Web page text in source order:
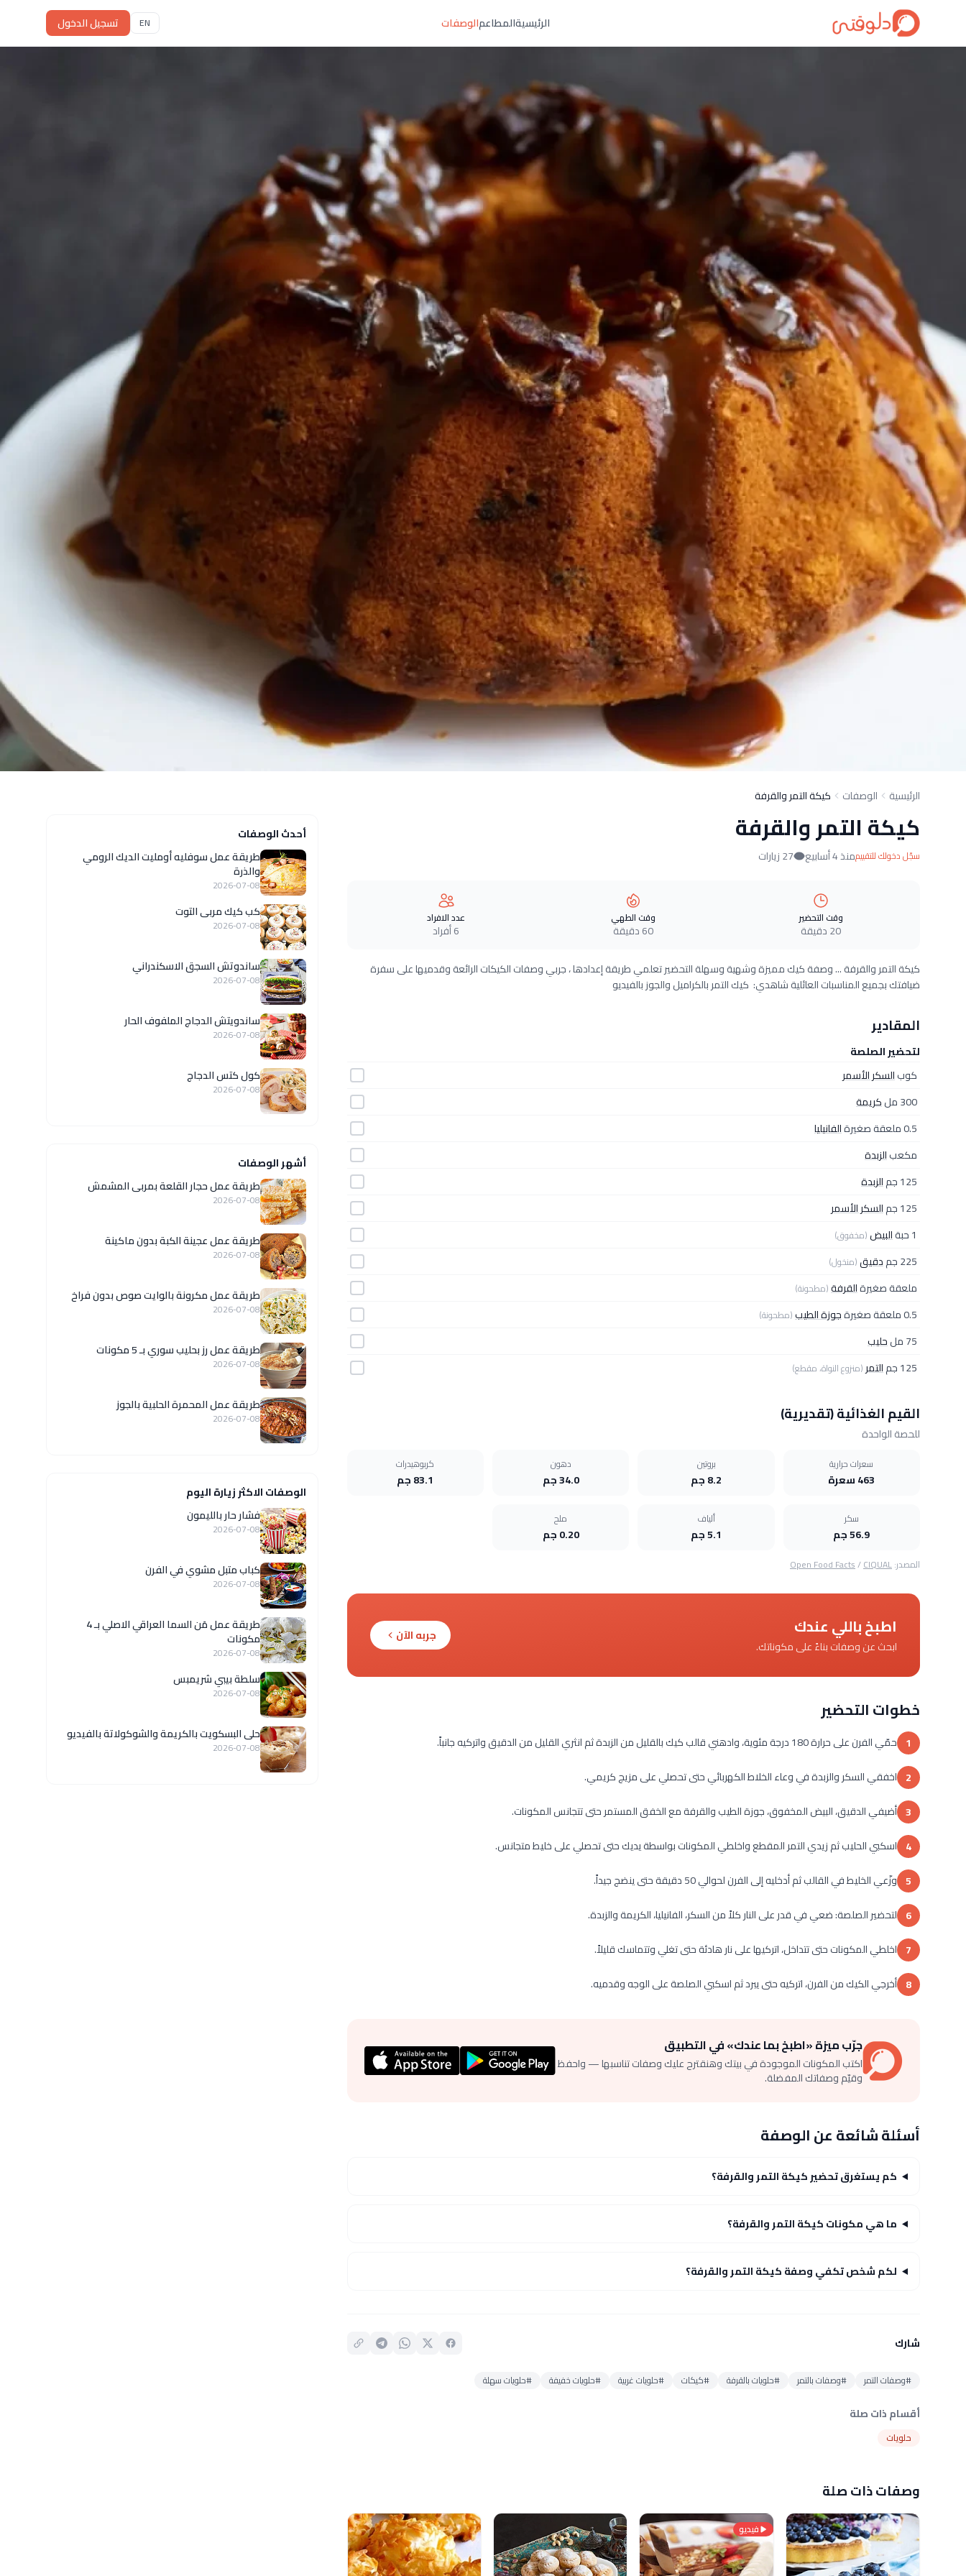
الرئيسيةالمطاعمالوصفات EN تسجيل الدخول
الرئيسية الوصفات كيكة التمر والقرفة
كيكة التمر والقرفة
سجّل دخولك للتقييممنذ 4 أسابيع 27 زيارات
وقت التحضير
20 دقيقة
وقت الطهي
60 دقيقة
عدد الافراد
6 أفراد
كيكة التمر والقرفة ... وصفة كيك مميزة وشهية وسهلة التحضير تعلمي طريقة إعدادها ، جربي وصفات الكيكات الرائعة وقدميها على سفرة
ضيافتك بجميع المناسبات العائلية شاهدي: كيك التمر بالكراميل والجوز بالفيديو
المقادير
لتحضير الصلصة
كوبالسكر الأسمر
300 مل
كريمة
0.5 ملعقة صغيرة
الفانيليا
مكعبالزبدة
125 جم
الزبدة
125 جم
السكر الأسمر
1 حبة
البيض(مخفوق)
225 جم دقيق(منخول)
ملعقة صغيرةالقرفة(مطحونة)
0.5 ملعقة صغيرة جوزة الطيب(مطحونة)
75 مل
حليب
125 جم
التمر (منزوع النواة، مقطع)
القيم الغذائية (تقديرية)
للحصة الواحدة
سعرات حرارية
463 سعرة
بروتين
8.2 جم
دهون
34.0 جم
كربوهيدرات
83.1 جم
سكر
56.9 جم
ألياف
5.1 جم
ملح
0.20 جم
المصدر: Open Food Facts/CIQUAL
اطبخ باللي عندك
ابحث عن وصفات بناءً على مكوناتك.
جربه الآن
خطوات التحضير
1 حمّي الفرن على حرارة 180 درجة مئوية، وادهني قالب كيك بالقليل من الزبدة ثم انثري القليل من الدقيق واتركيه جانباً.
2 اخفقي السكر والزبدة في وعاء الخلاط الكهربائي حتى تحصلي على مزيج كريمي.
3 أضيفي الدقيق، البيض المخفوق، جوزة الطيب والقرفة مع الخفق المستمر حتى تتجانس المكونات.
4 اسكبي الحليب ثم زيدي التمر المقطع واخلطي المكونات بواسطة يديك حتى تحصلي على خليط متجانس.
5 وزّعي الخليط في القالب ثم أدخليه إلى الفرن لحوالي 50 دقيقة حتى ينضج جيداً.
6 لتحضير الصلصة: ضعي في قدر على النار كلاً من السكر، الفانيليا، الكريمة والزبدة.
7 اخلطي المكونات حتى تتداخل، اتركيها على نار هادئة حتى تغلي وتتماسك قليلاً.
8 أخرجي الكيك من الفرن، اتركيه حتى يبرد ثم اسكبي الصلصة على الوجه وقدميه.
جرّب ميزة «اطبخ بما عندك» في التطبيق
اكتب المكونات الموجودة في بيتك وهنقترح عليك وصفات تناسبها — واحفظ
وقيّم وصفاتك المفضلة.
أسئلة شائعة عن الوصفة
كم يستغرق تحضير كيكة التمر والقرفة؟
ما هي مكونات كيكة التمر والقرفة؟
لكم شخص تكفي وصفة كيكة التمر والقرفة؟
شارك
#وصفات التمر #وصفات بالتمر #حلويات بالقرفة #كيكات #حلويات غربية #حلويات خفيفة #حلويات سهلة
أقسام ذات صلة
حلويات
وصفات ذات صلة
فيديو
أحدث الوصفات
طريقة عمل سوفليه أومليت الديك الرومي
والذرة
2026-07-08
كب كيك مربى التوت
2026-07-08
ساندوتش السجق الاسكندراني
2026-07-08
ساندويتش الدجاج الملفوف الحار
2026-07-08
كول كتس الدجاج
2026-07-08
أشهر الوصفات
طريقة عمل حجار القلعة بمربى المشمش
2026-07-08
طريقة عمل عجينة الكبة بدون ماكينة
2026-07-08
طريقة عمل مكرونة بالوايت صوص بدون فراخ
2026-07-08
طريقة عمل رز بحليب سوري بـ 5 مكونات
2026-07-08
طريقة عمل المحمرة الحلبية بالجوز
2026-07-08
الوصفات الاكثر زيارة اليوم
فشار حار بالليمون
2026-07-08
كباب متبل مشوي في الفرن
2026-07-08
طريقة عمل مَن السما العراقي الاصلي بـ 4
مكونات
2026-07-08
سلطة بيبي شريمبس
2026-07-08
حلى البسكويت بالكريمة والشوكولاتة بالفيديو
2026-07-08